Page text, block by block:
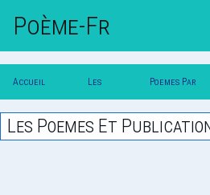
Poème-Fr
Accueil
Poesie
Les
Poesies
Poemes Par
Les Poemes Et